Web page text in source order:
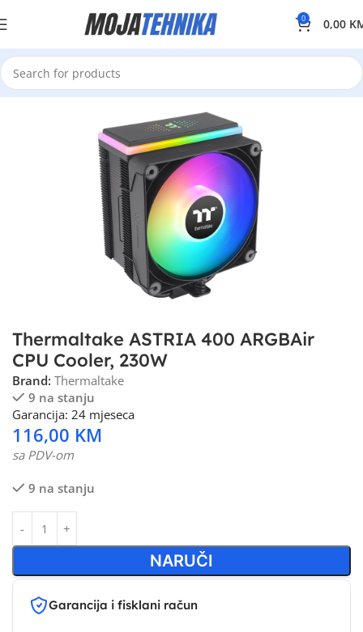
0 0,00
Thermaltake ASTRIA 400 ARGBAir
CPU Cooler, 230W
Brand: Thermaltake
9 na stanju
Garancija: 24 mjeseca
116,00 KM
sa PDV-om
9 na stanju
NARUČI
Garancija i fisklani račun